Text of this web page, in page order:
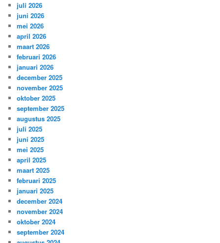
juli 2026
juni 2026
mei 2026
april 2026
maart 2026
februari 2026
januari 2026
december 2025
november 2025
oktober 2025
september 2025
augustus 2025
juli 2025
juni 2025
mei 2025
april 2025
maart 2025
februari 2025
januari 2025
december 2024
november 2024
oktober 2024
september 2024